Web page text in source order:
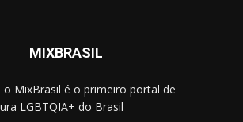
MIXBRASIL
o MixBrasil é o primeiro portal de
LGBTQIA+ do Brasil